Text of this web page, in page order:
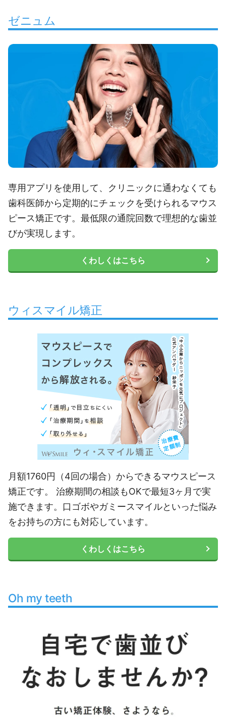
ゼニュム
専用アプリを使用して、クリニックに通わなくても
歯科医師から定期的にチェックを受けられるマウス
ピース矯正です。最低限の通院回数で理想的な歯並
びが実現します。
くわしくはこちら
ウィスマイル矯正
月額1760円（4回の場合）からできるマウスピース
矯正です。 治療期間の相談もOKで最短3ヶ月で実
施できます。口ゴボやガミースマイルといった悩み
をお持ちの方にも対応しています。
くわしくはこちら
Oh my teeth